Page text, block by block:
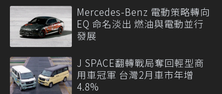
Mercedes-Benz 電動策略轉向
EQ 命名淡出 燃油與電動並行
發展
J SPACE翻轉戰局奪回輕型商
用車冠軍 台灣2月車市年增
4.8%